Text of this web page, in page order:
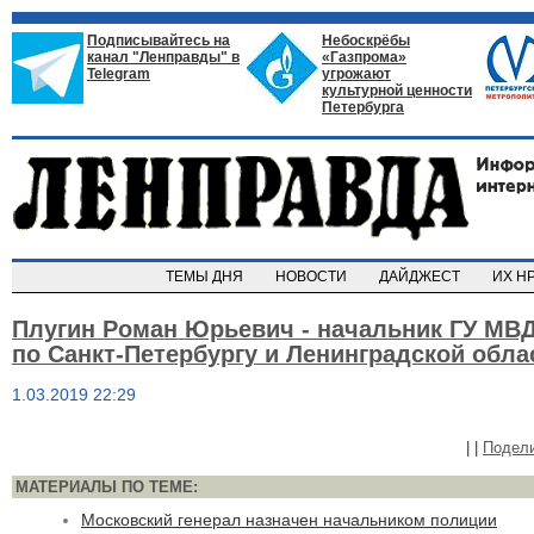
Подписывайтесь на
канал "Ленправды" в
Telegram
Небоскрёбы
«Газпрома»
угрожают
культурной ценности
Петербурга
ТЕМЫ ДНЯ НОВОСТИ ДАЙДЖЕСТ ИХ
Плугин Роман Юрьевич - начальник ГУ
по Санкт-Петербургу и Ленинградской
1.03.2019 22:29
МАТЕРИАЛЫ ПО ТЕМЕ:
Московский генерал назначен начальником полиции